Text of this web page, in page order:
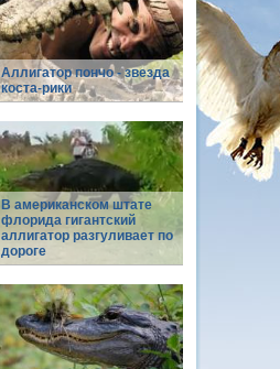
Аллигатор пончо - звезда
коста-рики
В американском штате
флорида гигантский
аллигатор разгуливает по
дороге